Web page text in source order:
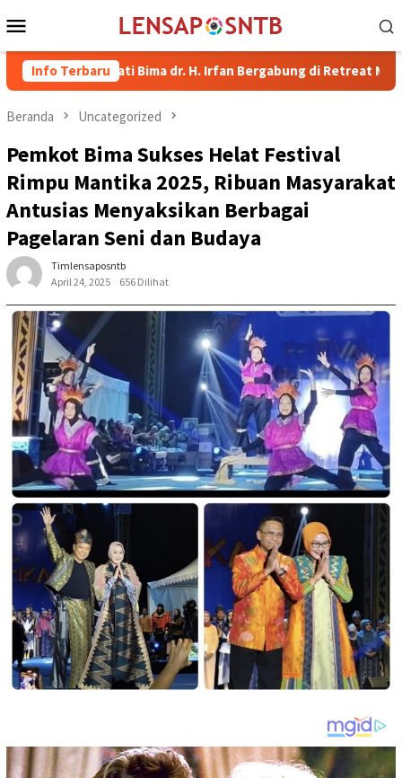
ke
Mobile
Info Terbaru
Bupati Bima dr. H. Irfan Bergabung di Retreat Magelang
Beranda Uncategorized
Pemkot Bima Sukses Helat Festival
Rimpu Mantika 2025, Ribuan Masyarakat
Antusias Menyaksikan Berbagai
Pagelaran Seni dan Budaya
Timlensaposntb
April 24, 2025
656 Dilihat